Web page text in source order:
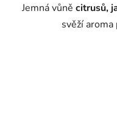
Jemná vůně citrusů,
svěží